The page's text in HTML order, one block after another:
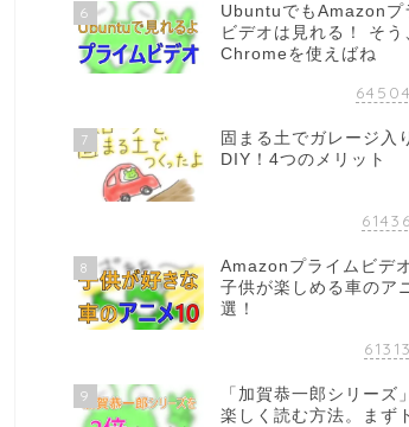
6
UbuntuでもAmazonプ
ビデオは見れる！ そう
Chromeを使えばね
64504
7
固まる土でガレージ入
DIY！4つのメリット
61436
8
Amazonプライムビデオ
子供が楽しめる車のア
選！
61313
9
「加賀恭一郎シリーズ
楽しく読む方法。まず